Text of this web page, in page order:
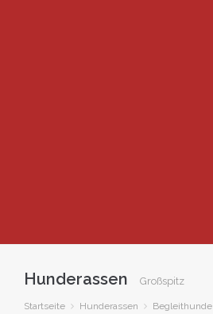
Hunderassen Großspitz
Startseite Hunderassen Begleithunde